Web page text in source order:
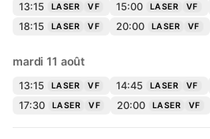
13:15 LASER VF 15:00 LASER VF
18:15 LASER VF 20:00 LASER VF
mardi 11 août
13:15 LASER VF 14:45 LASER VF
17:30 LASER VF 20:00 LASER VF